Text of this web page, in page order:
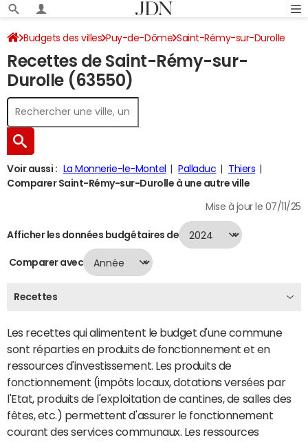
Budgets des villes Puy-de-Dôme Saint-Rémy-sur-Durolle
Recettes 2024
Recettes de Saint-Rémy-sur-
Durolle (63550)
Voir aussi : La Monnerie-le-Montel Palladuc
Thiers
Comparer Saint-Rémy-sur-Durolle à une autre ville
Mise à jour le 07/11/25
Afficher les données budgétaires de
Comparer avec
Recettes
Les recettes qui alimentent le budget d'une commune
sont réparties en produits de fonctionnement et en
ressources d'investissement. Les produits de
fonctionnement (impôts locaux, dotations versées par
l'Etat, produits de l'exploitation de cantines, de salles des
fêtes, etc.) permettent d'assurer le fonctionnement
courant des services communaux. Les ressources